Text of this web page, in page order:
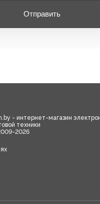
Отправить
- интернет-магазин
техники
2026